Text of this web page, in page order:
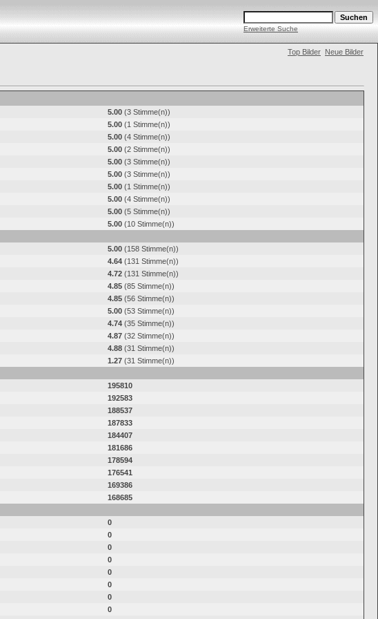
Erweiterte Suche
Top Bilder Neue Bilder
5.00 (3 Stimme(n))
5.00 (1 Stimme(n))
5.00 (4 Stimme(n))
5.00 (2 Stimme(n))
5.00 (3 Stimme(n))
5.00 (3 Stimme(n))
5.00 (1 Stimme(n))
5.00 (4 Stimme(n))
5.00 (5 Stimme(n))
5.00 (10 Stimme(n))
5.00 (158 Stimme(n))
4.64 (131 Stimme(n))
4.72 (131 Stimme(n))
4.85 (85 Stimme(n))
4.85 (56 Stimme(n))
5.00 (53 Stimme(n))
4.74 (35 Stimme(n))
4.87 (32 Stimme(n))
4.88 (31 Stimme(n))
1.27 (31 Stimme(n))
195810
192583
188537
187833
184407
181686
178594
176541
169386
168685
0
0
0
0
0
0
0
0